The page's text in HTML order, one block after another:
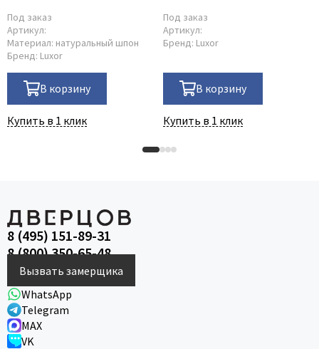
Под заказ
Артикул:
Материал: натуральный шпон
Бренд: Luxor
В корзину
Купить в 1 клик
Под заказ
Артикул:
Бренд: Luxor
В корзину
Купить в 1 клик
8 (495) 151-89-31
8 (800) 350-65-48
Вызвать замерщика
WhatsApp
Telegram
MAX
VK